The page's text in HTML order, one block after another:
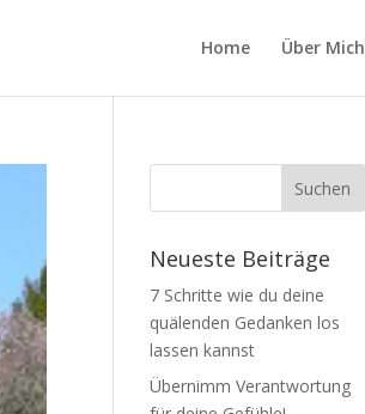
Home Über Mich
Neueste Beiträge
7 Schritte wie du deine
quälenden Gedanken los
lassen kannst
Übernimm Verantwortung